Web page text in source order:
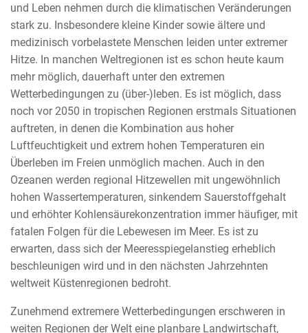
und Leben nehmen durch die klimatischen Veränderungen
stark zu. Insbesondere kleine Kinder sowie ältere und
medizinisch vorbelastete Menschen leiden unter extremer
Hitze. In manchen Weltregionen ist es schon heute kaum
mehr möglich, dauerhaft unter den extremen
Wetterbedingungen zu (über-)leben. Es ist möglich, dass
noch vor 2050 in tropischen Regionen erstmals Situationen
auftreten, in denen die Kombination aus hoher
Luftfeuchtigkeit und extrem hohen Temperaturen ein
Überleben im Freien unmöglich machen. Auch in den
Ozeanen werden regional Hitzewellen mit ungewöhnlich
hohen Wassertemperaturen, sinkendem Sauerstoffgehalt
und erhöhter Kohlensäurekonzentration immer häufiger, mit
fatalen Folgen für die Lebewesen im Meer. Es ist zu
erwarten, dass sich der Meeresspiegelanstieg erheblich
beschleunigen wird und in den nächsten Jahrzehnten
weltweit Küstenregionen bedroht.
Zunehmend extremere Wetterbedingungen erschweren in
weiten Regionen der Welt eine planbare Landwirtschaft,